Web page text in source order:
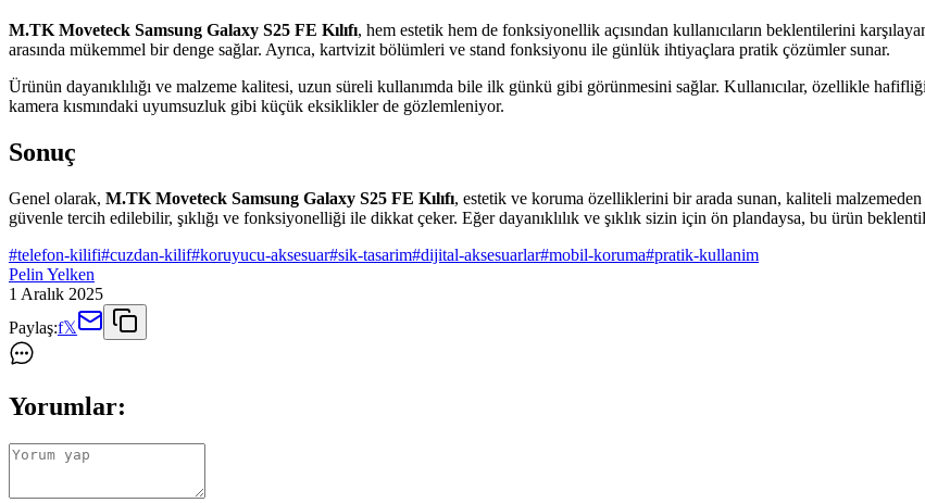
M.TK Moveteck Samsung Galaxy S25 FE Kılıfı, hem estetik hem de fonksiyonellik açısından kullanıcıların beklentilerini
arasında mükemmel bir denge sağlar. Ayrıca, kartvizit bölümleri ve stand fonksiyonu ile günlük ihtiyaçlara pratik çözümler sunar.
Ürünün dayanıklılığı ve malzeme kalitesi, uzun süreli kullanımda bile ilk günkü gibi görünmesini sağlar. Kullanıcılar, özellikle
kamera kısmındaki uyumsuzluk gibi küçük eksiklikler de gözlemleniyor.
Sonuç
Genel olarak, M.TK Moveteck Samsung Galaxy S25 FE Kılıfı, estetik ve koruma özelliklerini bir arada sunan, kaliteli
güvenle tercih edilebilir, şıklığı ve fonksiyonelliği ile dikkat çeker. Eğer dayanıklılık ve şıklık sizin için ön plandaysa, bu ürün
#telefon-kilifi#cuzdan-kilif#koruyucu-aksesuar#sik-tasarim#dijital-aksesuarlar#mobil-koruma#pratik-kullanim
Pelin Yelken
1 Aralık 2025
Paylaş:f𝕏
Yorumlar: